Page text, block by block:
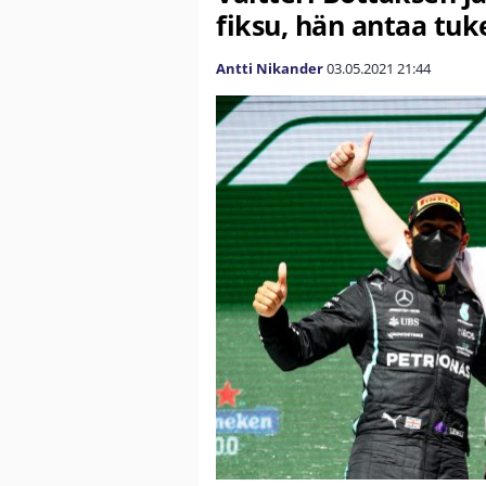
fiksu, hän antaa
Antti Nikander03.05.2021 21:44